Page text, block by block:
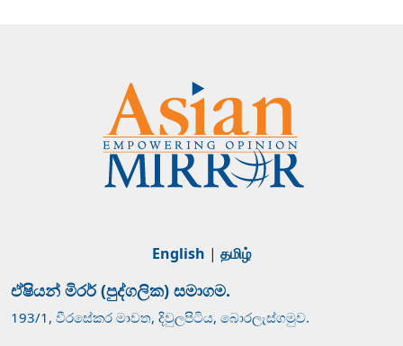
English | தமிழ்
ඒෂියන් මිරර් (පුද්ගලික) සමාගම.
193/1, වීරසේකර මාවත, දිවුලපිටිය, බොරලැස්ගමුව.